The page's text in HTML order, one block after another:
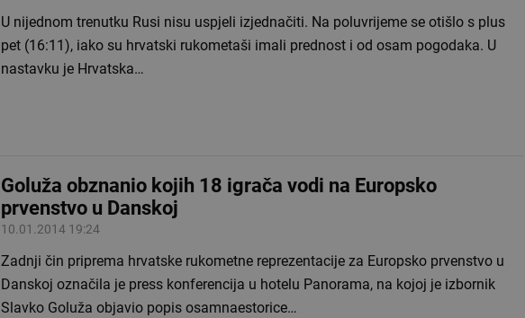
U nijednom trenutku Rusi nisu uspjeli izjednačiti. Na poluvrijeme se otišlo s plus
pet (16:11), iako su hrvatski rukometaši imali prednost i od osam pogodaka. U
nastavku je Hrvatska…
Goluža obznanio kojih 18 igrača vodi na Europsko
prvenstvo u Danskoj
10.01.2014 19:24
Zadnji čin priprema hrvatske rukometne reprezentacije za Europsko prvenstvo u
Danskoj označila je press konferencija u hotelu Panorama, na kojoj je izbornik
Slavko Goluža objavio popis osamnaestorice…